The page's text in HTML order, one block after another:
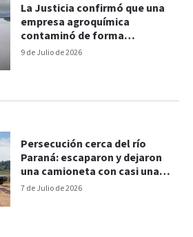
9 de Julio de 2026
La Justicia confirmó que una
empresa agroquímica
contaminó de forma
irreversible el río Paraná
7 de Julio de 2026
Persecución cerca del río
Paraná: escaparon y dejaron
una camioneta con casi una
tonelada de marihuana